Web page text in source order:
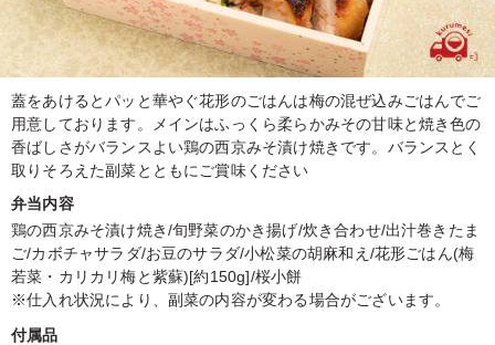
蓋をあけるとパッと華やぐ花形のごはんは梅の混ぜ込みごはんでご
用意しております。メインはふっくら柔らかみその甘味と焼き色の
香ばしさがバランスよい鶏の西京みそ漬け焼きです。バランスとく
取りそろえた副菜とともにご賞味ください
弁当内容
鶏の西京みそ漬け焼き/旬野菜のかき揚げ/炊き合わせ/出汁巻きたま
ご/カボチャサラダ/お豆のサラダ/小松菜の胡麻和え/花形ごはん(梅
若菜・カリカリ梅と紫蘇)[約150g]/桜小餅
※仕入れ状況により、副菜の内容が変わる場合がございます。
付属品